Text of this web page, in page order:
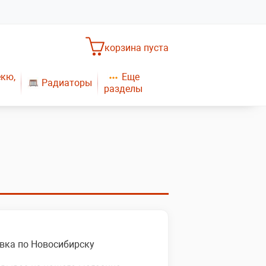
корзина пуста
Радиаторы
Еще
разделы
по Новосибирску